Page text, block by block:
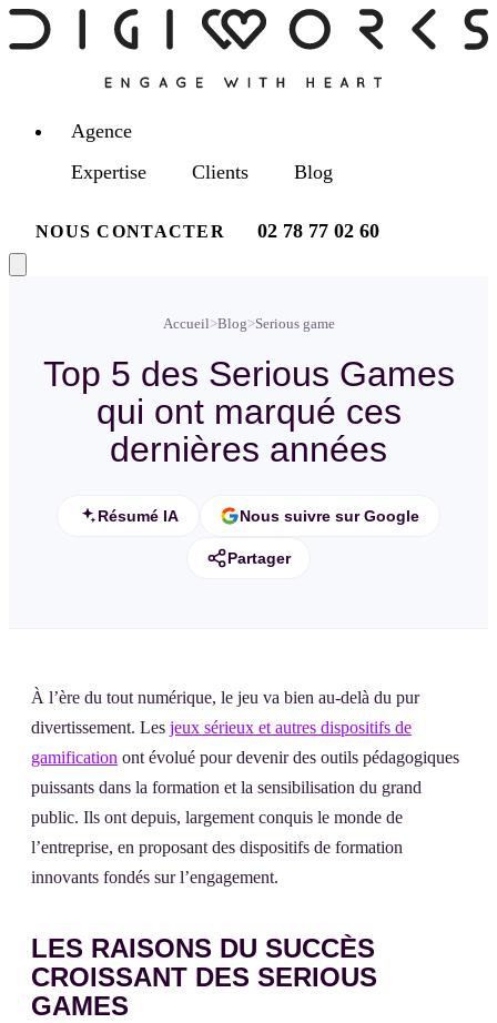
Agence
Expertise
Clients Blog
NOUS CONTACTER 02 78 77 02 60
Accueil>Blog>Serious game
Top 5 des Serious Games
qui ont marqué ces
dernières années
Résumé IA Nous suivre sur Google
Partager
À l’ère du tout numérique, le jeu va bien au-delà du pur
divertissement. Les jeux sérieux et autres dispositifs de
gamification ont évolué pour devenir des outils pédagogiques
puissants dans la formation et la sensibilisation du grand
public. Ils ont depuis, largement conquis le monde de
l’entreprise, en proposant des dispositifs de formation
innovants fondés sur l’engagement.
LES RAISONS DU SUCCÈS
CROISSANT DES SERIOUS
GAMES